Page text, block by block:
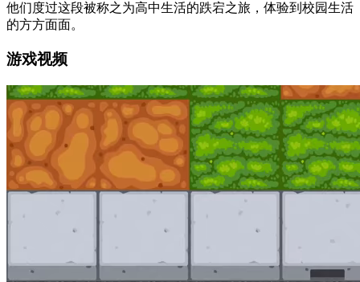
他们度过这段被称之为高中生活的跌宕之旅，体验到校园生活
的方方面面。
游戏视频